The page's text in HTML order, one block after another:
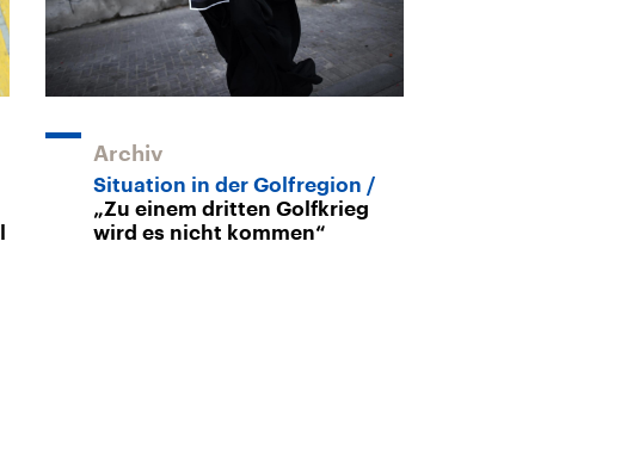
Archiv
Situation in der Golfregion
„Zu einem dritten Golfkrieg
wird es nicht kommen“